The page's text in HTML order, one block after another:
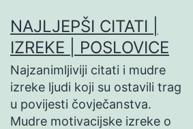
na
sadržaj
NAJLJEPŠI CITATI |
IZREKE | POSLOVICE
Najzanimljiviji citati i mudre
izreke ljudi koji su ostavili trag
u povijesti čovječanstva.
Mudre motivacijske izreke o